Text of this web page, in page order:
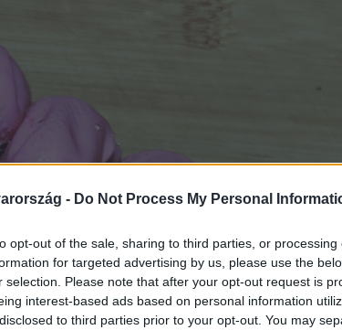
- Do Not Process My Personal
opt-out of the sale, sharing to third parties, or
for targeted advertising by us, please use the
selection. Please note that after your opt-out request is
interest-based ads based on personal information
to third parties prior to your opt-out. You may